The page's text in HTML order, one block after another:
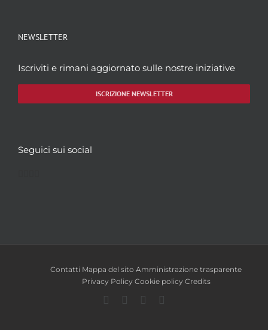
NEWSLETTER
Iscriviti e rimani aggiornato sulle nostre iniziative
ISCRIZIONE NEWSLETTER
Seguici sui social
Contatti Mappa del sito Amministrazione trasparente
Privacy Policy Cookie policy Credits
Facebook
TwitterYouTube